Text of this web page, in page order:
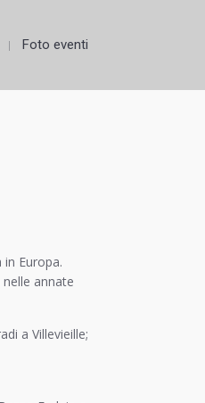
Foto eventi
Europa.
annate
a Villevieille;